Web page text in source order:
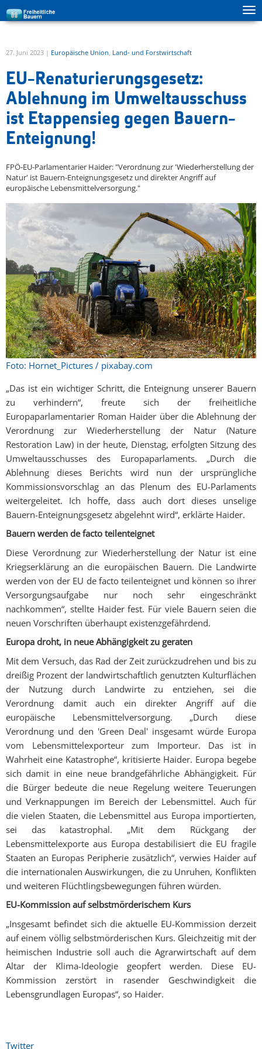
zur Hauptnavigation springen
zum Inhalt springen
27. Juni 2023 | Europäische Union, Land- und Forstwirtschaft
EU-Renaturierungsgesetz:
Ablehnung im Umweltausschuss
ist Etappensieg gegen Bauern-
Enteignung!
FPÖ-EU-Parlamentarier Haider: "Verordnung zur 'Wiederherstellung der
Natur' ist Bauern-Enteignungsgesetz und direkter Angriff auf
europäische Lebensmittelversorgung."
Foto: Hornet_Pictures / pixabay.com
„Das ist ein wichtiger Schritt, die Enteignung unserer Bauern
zu verhindern“, freute sich der freiheitliche
Europaparlamentarier Roman Haider über die Ablehnung der
Verordnung zur Wiederherstellung der Natur (Nature
Restoration Law) in der heute, Dienstag, erfolgten Sitzung des
Umweltausschusses des Europaparlaments. „Durch die
Ablehnung dieses Berichts wird nun der ursprüngliche
Kommissionsvorschlag an das Plenum des EU-Parlaments
weitergeleitet. Ich hoffe, dass auch dort dieses unselige
Bauern-Enteignungsgesetz abgelehnt wird“, erklärte Haider.
Bauern werden de facto teilenteignet
Diese Verordnung zur Wiederherstellung der Natur ist eine
Kriegserklärung an die europäischen Bauern. Die Landwirte
werden von der EU de facto teilenteignet und können so ihrer
Versorgungsaufgabe nur noch sehr eingeschränkt
nachkommen“, stellte Haider fest. Für viele Bauern seien die
neuen Vorschriften überhaupt existenzgefährdend.
Europa droht, in neue Abhängigkeit zu geraten
Mit dem Versuch, das Rad der Zeit zurückzudrehen und bis zu
dreißig Prozent der landwirtschaftlich genutzten Kulturflächen
der Nutzung durch Landwirte zu entziehen, sei die
Verordnung damit auch ein direkter Angriff auf die
europäische Lebensmittelversorgung. „Durch diese
Verordnung und den 'Green Deal' insgesamt würde Europa
vom Lebensmittelexporteur zum Importeur. Das ist in
Wahrheit eine Katastrophe“, kritisierte Haider. Europa begebe
sich damit in eine neue brandgefährliche Abhängigkeit. Für
die Bürger bedeute die neue Regelung weitere Teuerungen
und Verknappungen im Bereich der Lebensmittel. Auch für
die vielen Staaten, die Lebensmittel aus Europa importierten,
sei das katastrophal. „Mit dem Rückgang der
Lebensmittelexporte aus Europa destabilisiert die EU fragile
Staaten an Europas Peripherie zusätzlich“, verwies Haider auf
die internationalen Auswirkungen, die zu Unruhen, Konflikten
und weiteren Flüchtlingsbewegungen führen würden.
EU-Kommission auf selbstmörderischem Kurs
„Insgesamt befindet sich die aktuelle EU-Kommission derzeit
auf einem völlig selbstmörderischen Kurs. Gleichzeitig mit der
heimischen Industrie soll auch die Agrarwirtschaft auf dem
Altar der Klima-Ideologie geopfert werden. Diese EU-
Kommission zerstört in rasender Geschwindigkeit die
Lebensgrundlagen Europas“, so Haider.
Twitter